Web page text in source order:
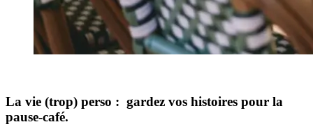
La vie (trop) perso : gardez vos histoires pour la
pause-café.